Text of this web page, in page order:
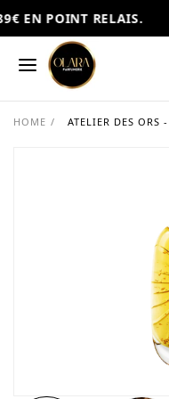
EN POINT RELAIS.
HOME / ATELIER DES ORS